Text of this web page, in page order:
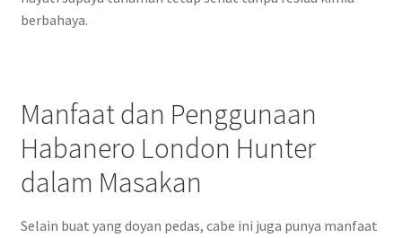
berbahaya.
Manfaat dan Penggunaan
Habanero London Hunter
dalam Masakan
Selain buat yang doyan pedas, cabe ini juga punya manfaat